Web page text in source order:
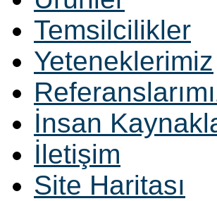
Temsilcilikler
Yeteneklerimiz
İnsan
İletişim
Site Haritası